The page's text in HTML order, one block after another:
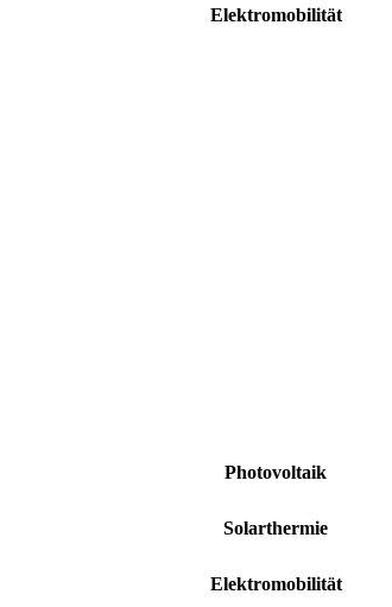
Elektromobilität
Photovoltaik
Solarthermie
Elektromobilität